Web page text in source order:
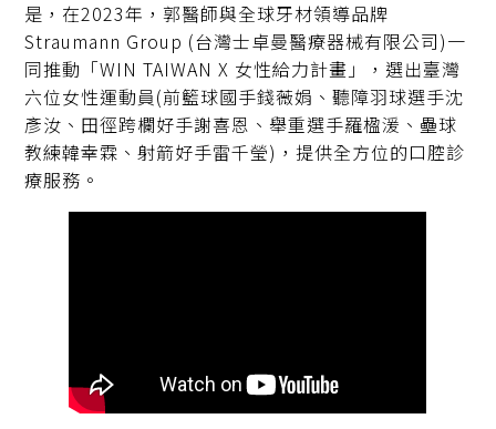
是，在2023年，郭醫師與全球牙材領導品牌
Straumann Group (台灣士卓曼醫療器械有限公司)一
同推動「WIN TAIWAN X 女性給力計畫」，選出臺灣
六位女性運動員(前籃球國手錢薇娟、聽障羽球選手沈
彥汝、田徑跨欄好手謝喜恩、舉重選手羅楹湲、壘球
教練韓幸霖、射箭好手雷千瑩)，提供全方位的口腔診
療服務。